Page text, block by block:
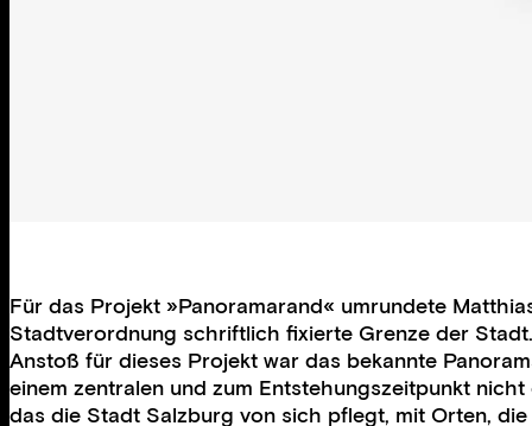
Für das Projekt »Panoramarand« umrundete
Stadtverordnung schriftlich fixierte Grenze der
Anstoß für dieses Projekt war das bekannte
einem zentralen und zum Entstehungszeitpunkt
das die Stadt Salzburg von sich pflegt, mit Orten,